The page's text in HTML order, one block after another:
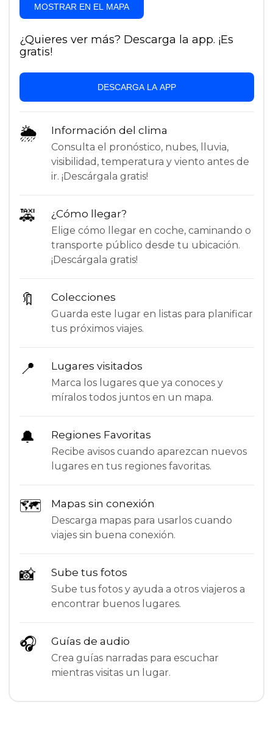
MOSTRAR EN EL MAPA
¿Quieres ver más? Descarga la app. ¡Es
gratis!
DESCARGA LA APP
🌦 Información del clima
Consulta el pronóstico, nubes, lluvia,
visibilidad, temperatura y viento antes de
ir. ¡Descárgala gratis!
🚕 ¿Cómo llegar?
Elige cómo llegar en coche, caminando o
transporte público desde tu ubicación.
¡Descárgala gratis!
🔖 Colecciones
Guarda este lugar en listas para planificar
tus próximos viajes.
📍 Lugares visitados
Marca los lugares que ya conoces y
míralos todos juntos en un mapa.
🔔 Regiones Favoritas
Recibe avisos cuando aparezcan nuevos
lugares en tus regiones favoritas.
🗺 Mapas sin conexión
Descarga mapas para usarlos cuando
viajes sin buena conexión.
📸 Sube tus fotos
Sube tus fotos y ayuda a otros viajeros a
encontrar buenos lugares.
🎧 Guías de audio
Crea guías narradas para escuchar
mientras visitas un lugar.